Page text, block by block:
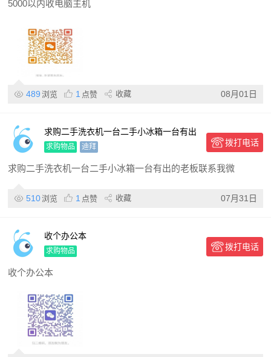
5000以内收电脑主机
489 浏览 1 点赞 收藏 08月01日
求购二手洗衣机一台二手小冰箱一台有出
的老板联系我
求购物品 迪拜 拨打电话
求购二手洗衣机一台二手小冰箱一台有出的老板联系我微
510浏览 1 点赞 收藏 07月31日
收个办公本
求购物品 拨打电话
收个办公本